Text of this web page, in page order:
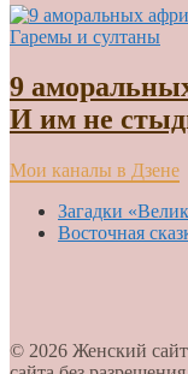
Гаремы и султаны
9
И им не
Мои каналы в Дзене
Загадки
Восточная
© 2026 Женский